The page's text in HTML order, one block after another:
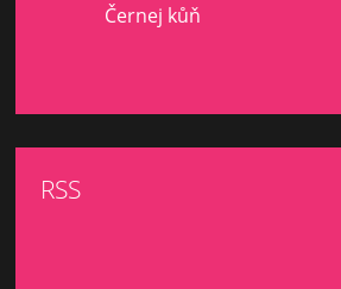
Černej kůň
RSS